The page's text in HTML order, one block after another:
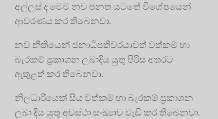
අල්ලස් ද මෙම නව පනත යටතේ විශේෂයෙන්
ආවරණය කර තිබෙනවා.
නව නීතියෙන් ජනාධිපතිවරයාවත් වත්කම් හා
බැරකම් ප්‍රකාශන ලබාදිය යුතු පිරිස අතරට
ඇතුළත් කර තිබෙනවා.
නිලධාරියෙක් සිය වත්කම් හා බැරකම් ප්‍රකාශන
ලබා දිය යුතු අවස්ථා සංඛ්‍යාව වැඩි කර තිබෙනවා.